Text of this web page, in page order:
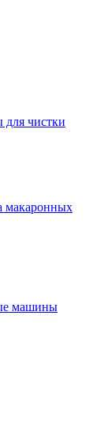
чистки
макаронных
машины